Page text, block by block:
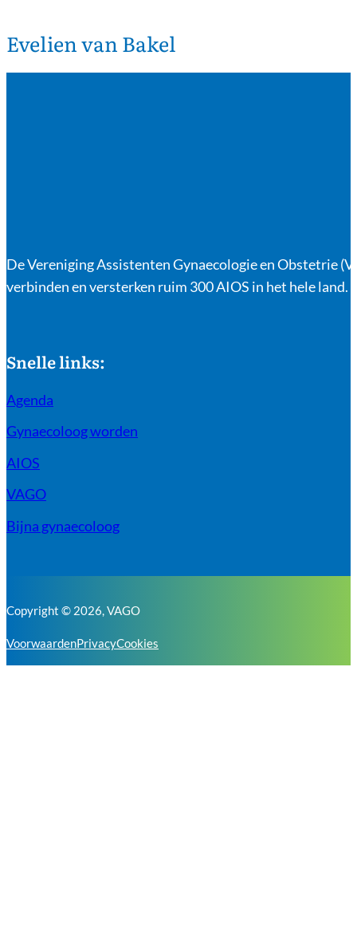
Evelien van Bakel
De Vereniging Assistenten Gynaecologie en Obstetrie
verbinden en versterken ruim 300 AIOS in het hele land.
Snelle links:
Agenda
Gynaecoloog worden
AIOS
VAGO
Bijna gynaecoloog
Copyright © 2026, VAGO
VoorwaardenPrivacyCookies